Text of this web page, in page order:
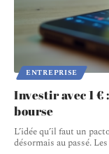
ENTREPRISE
Investir avec 1
bourse
L’idée qu’il faut un
désormais au passé.